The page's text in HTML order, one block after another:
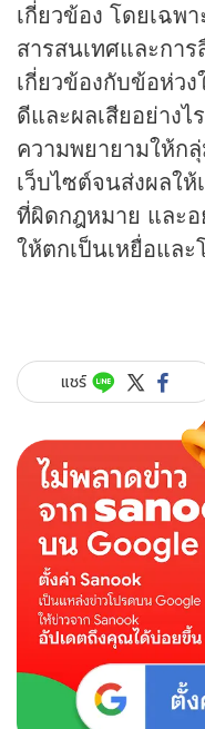
เกี่ยวข้อง โดยเฉพ
สารสนเทศและกา
เกี่ยวข้องกับข้อห่ว
ดีและผลเสียอย่าง
ความพยายามให้ก
เว็บไซต์จนส่งผลให้
ที่ผิดกฎหมาย และ
ให้ตกเป็นเหยื่อแล
แชร์